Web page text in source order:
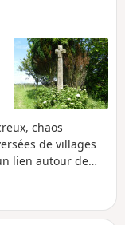
chaos
de villages
lien autour de
Des panneaux